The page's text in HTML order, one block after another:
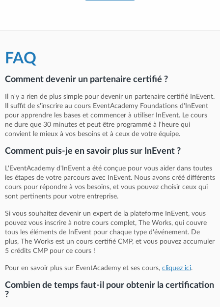
FAQ
Comment devenir un partenaire certifié ?
Il n'y a rien de plus simple pour devenir un partenaire certifié InEvent.
Il suffit de s'inscrire au cours EventAcademy Foundations d'InEvent
pour apprendre les bases et commencer à utiliser InEvent. Le cours
ne dure que 30 minutes et peut être programmé à l'heure qui
convient le mieux à vos besoins et à ceux de votre équipe.
Comment puis-je en savoir plus sur InEvent ?
L'EventAcademy d'InEvent a été conçue pour vous aider dans toutes
les étapes de votre parcours avec InEvent. Nous avons créé différents
cours pour répondre à vos besoins, et vous pouvez choisir ceux qui
sont pertinents pour votre entreprise.
Si vous souhaitez devenir un expert de la plateforme InEvent, vous
pouvez vous inscrire à notre cours complet, The Works, qui couvre
tous les éléments de InEvent pour chaque type d'événement. De
plus, The Works est un cours certifié CMP, et vous pouvez accumuler
5 crédits CMP pour ce cours !
Pour en savoir plus sur EventAcademy et ses cours, cliquez ici.
Combien de temps faut-il pour obtenir la certification
?